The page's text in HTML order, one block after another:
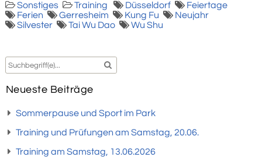
Sonstiges
Training Düsseldorf
Feiertage
Ferien
Gerresheim Kung Fu
Neujahr
Silvester
Tai Wu Dao Wu Shu
Neueste Beiträge
Sommerpause und Sport im Park
Training und Prüfungen am Samstag, 20.06.
Training am Samstag, 13.06.2026